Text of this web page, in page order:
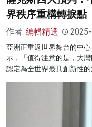
界秩序重構轉捩點
作者: 編輯精選
亞洲正重返世界舞台的中
示，「值得注意的是，大
認定為全世界最具創新性